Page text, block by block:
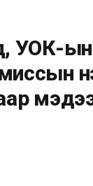
УОК-ын